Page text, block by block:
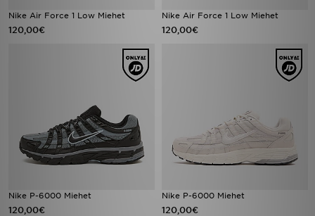
Nike Air Force 1 Low Miehet
120,00€
Nike Air Force 1 Low Miehet
120,00€
Nike P-6000 Miehet
120,00€
Nike P-6000 Miehet
120,00€